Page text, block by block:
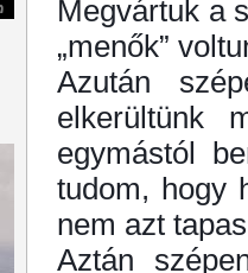
Megvártuk a
„menők”
Azután
elkerültünk
egymástól
tudom, hogy
nem azt
Aztán